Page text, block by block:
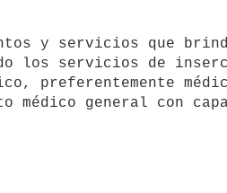
los servicios de
preferentemente
médico general con